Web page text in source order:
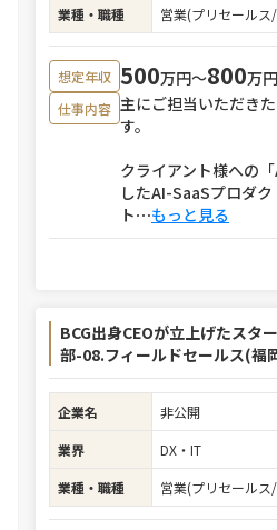
業種・職種
営業(プリセール
想定年収 500万円〜800万円
仕事内容 主にご担当いただき
す。
クライアント様への
したAI-SaaSプロダ
ト⋯もっと見る
BCG出身CEOが立上げたスタ
部-08.フィールドセールス(福
企業名
非公開
業界
DX・IT
業種・職種
営業(プリセール